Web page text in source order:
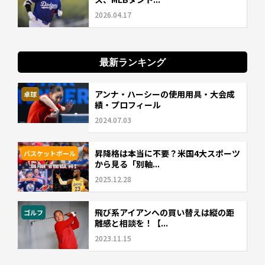
2026.04.17
最新ランキング
卓球
アンナ・ハーシーの使用用具・大会成
績・プロフィール
2024.07.03
バスケットボール
昇降格は本当に不要？米国4大スポーツ
から見る「別軸...
2025.12.28
ゴルフ
飛び系アイアンへの買い替えは縦の距
離感と相談を！【...
2023.11.15